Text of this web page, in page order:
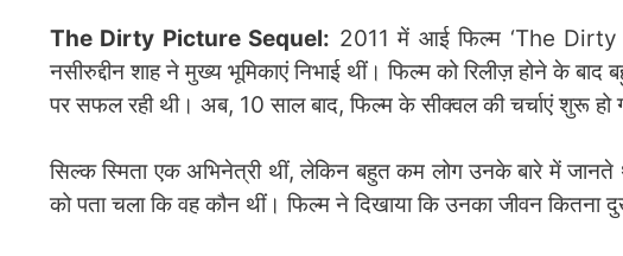
The Dirty Picture Sequel: 2011 में आई फिल्म ‘The Dirty
नसीरुद्दीन शाह ने मुख्य भूमिकाएं निभाई थीं। फिल्म को रिलीज़ होने के
पर सफल रही थी। अब, 10 साल बाद, फिल्म के सीक्वल की चर्चाएं शुरू हो
सिल्क स्मिता एक अभिनेत्री थीं, लेकिन बहुत कम लोग उनके बारे में जानते
को पता चला कि वह कौन थीं। फिल्म ने दिखाया कि उनका जीवन कितना